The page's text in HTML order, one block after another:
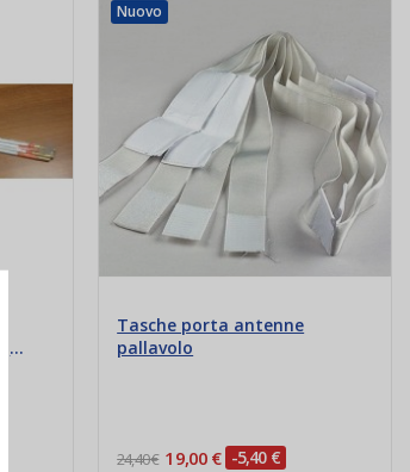
Nuovo
Tasche porta antenne
pallavolo
24,40 € 19,00 € -5,40 €